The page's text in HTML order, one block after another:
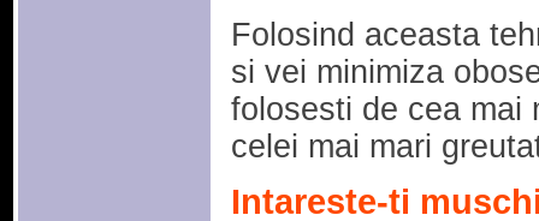
Folosind aceasta
si vei minimiza
folosesti de cea mai
celei mai mari
Intareste-ti